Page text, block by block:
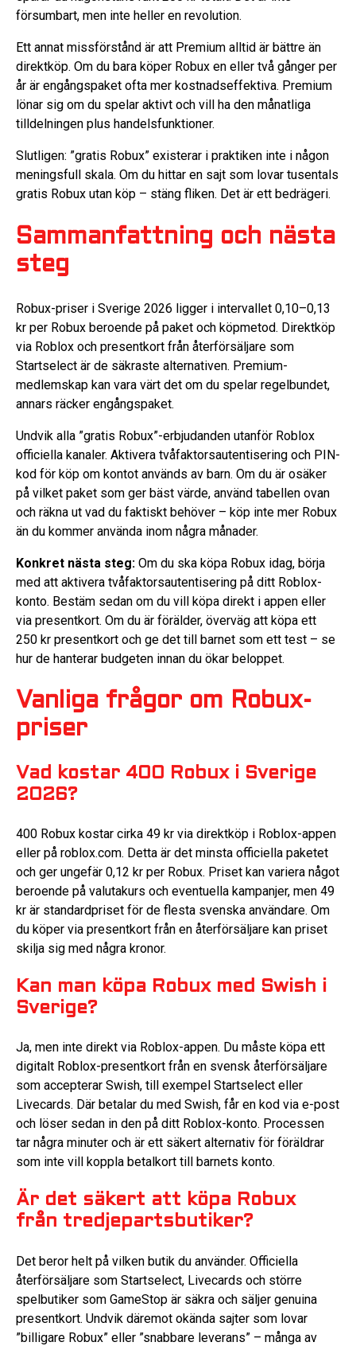
försumbart, men inte heller en revolution.
Ett annat missförstånd är att Premium alltid är bättre än
direktköp. Om du bara köper Robux en eller två gånger per
år är engångspaket ofta mer kostnadseffektiva. Premium
lönar sig om du spelar aktivt och vill ha den månatliga
tilldelningen plus handelsfunktioner.
Slutligen: ”gratis Robux” existerar i praktiken inte i någon
meningsfull skala. Om du hittar en sajt som lovar tusentals
gratis Robux utan köp – stäng fliken. Det är ett bedrägeri.
Sammanfattning och nästa
steg
Robux-priser i Sverige 2026 ligger i intervallet 0,10–0,13
kr per Robux beroende på paket och köpmetod. Direktköp
via Roblox och presentkort från återförsäljare som
Startselect är de säkraste alternativen. Premium-
medlemskap kan vara värt det om du spelar regelbundet,
annars räcker engångspaket.
Undvik alla ”gratis Robux”-erbjudanden utanför Roblox
officiella kanaler. Aktivera tvåfaktorsautentisering och PIN-
kod för köp om kontot används av barn. Om du är osäker
på vilket paket som ger bäst värde, använd tabellen ovan
och räkna ut vad du faktiskt behöver – köp inte mer Robux
än du kommer använda inom några månader.
Konkret nästa steg: Om du ska köpa Robux idag, börja
med att aktivera tvåfaktorsautentisering på ditt Roblox-
konto. Bestäm sedan om du vill köpa direkt i appen eller
via presentkort. Om du är förälder, överväg att köpa ett
250 kr presentkort och ge det till barnet som ett test – se
hur de hanterar budgeten innan du ökar beloppet.
Vanliga frågor om Robux-
priser
Vad kostar 400 Robux i Sverige
2026?
400 Robux kostar cirka 49 kr via direktköp i Roblox-appen
eller på roblox.com. Detta är det minsta officiella paketet
och ger ungefär 0,12 kr per Robux. Priset kan variera något
beroende på valutakurs och eventuella kampanjer, men 49
kr är standardpriset för de flesta svenska användare. Om
du köper via presentkort från en återförsäljare kan priset
skilja sig med några kronor.
Kan man köpa Robux med Swish i
Sverige?
Ja, men inte direkt via Roblox-appen. Du måste köpa ett
digitalt Roblox-presentkort från en svensk återförsäljare
som accepterar Swish, till exempel Startselect eller
Livecards. Där betalar du med Swish, får en kod via e-post
och löser sedan in den på ditt Roblox-konto. Processen
tar några minuter och är ett säkert alternativ för föräldrar
som inte vill koppla betalkort till barnets konto.
Är det säkert att köpa Robux
från tredjepartsbutiker?
Det beror helt på vilken butik du använder. Officiella
återförsäljare som Startselect, Livecards och större
spelbutiker som GameStop är säkra och säljer genuina
presentkort. Undvik däremot okända sajter som lovar
”billigare Robux” eller ”snabbare leverans” – många av